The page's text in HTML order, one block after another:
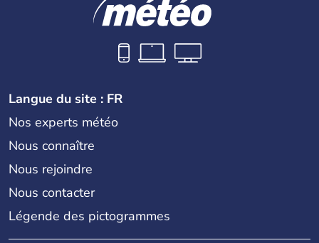
Langue du site : FR
Nos experts météo
Nous connaître
Nous rejoindre
Nous contacter
Légende des pictogrammes